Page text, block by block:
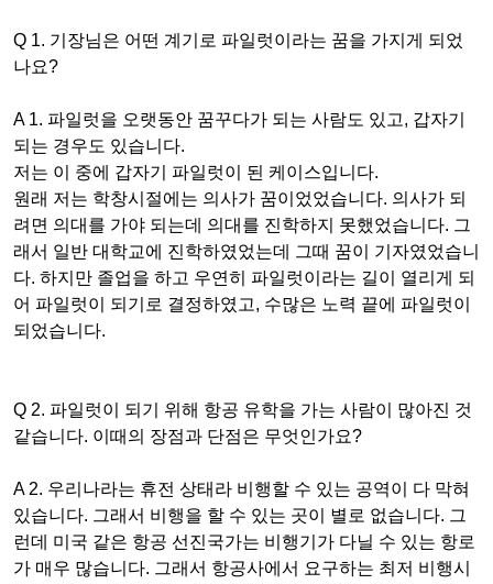
Q 1. 기장님은 어떤 계기로 파일럿이라는 꿈을 가지게 되었
나요?
A 1. 파일럿을 오랫동안 꿈꾸다가 되는 사람도 있고, 갑자기
되는 경우도 있습니다.
저는 이 중에 갑자기 파일럿이 된 케이스입니다.
원래 저는 학창시절에는 의사가 꿈이었었습니다. 의사가 되
려면 의대를 가야 되는데 의대를 진학하지 못했었습니다. 그
래서 일반 대학교에 진학하였었는데 그때 꿈이 기자였었습니
다. 하지만 졸업을 하고 우연히 파일럿이라는 길이 열리게 되
어 파일럿이 되기로 결정하였고, 수많은 노력 끝에 파일럿이
되었습니다.
Q 2. 파일럿이 되기 위해 항공 유학을 가는 사람이 많아진 것
같습니다. 이때의 장점과 단점은 무엇인가요?
A 2. 우리나라는 휴전 상태라 비행할 수 있는 공역이 다 막혀
있습니다. 그래서 비행을 할 수 있는 곳이 별로 없습니다. 그
런데 미국 같은 항공 선진국가는 비행기가 다닐 수 있는 항로
가 매우 많습니다. 그래서 항공사에서 요구하는 최저 비행시